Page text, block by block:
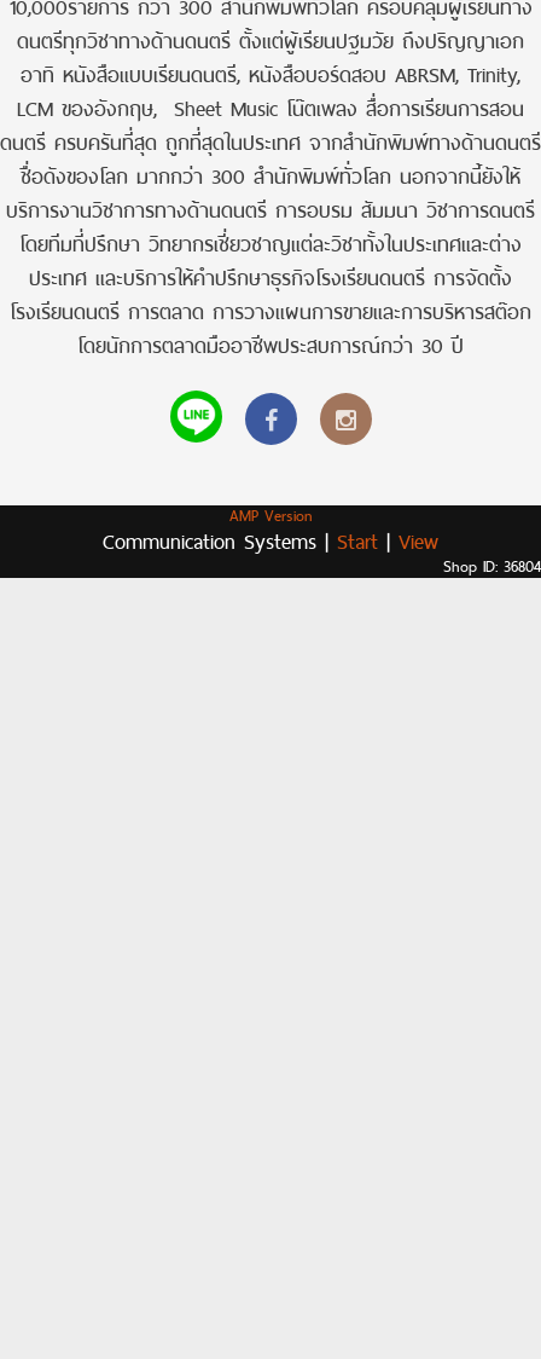
10,000รายการ กว่า 300 สำนักพิมพ์ทั่วโลก ครอบคลุมผู้เรียนทาง
ดนตรีทุกวิชาทางด้านดนตรี ตั้งแต่ผู้เรียนปฐมวัย ถึงปริญญาเอก
อาทิ หนังสือแบบเรียนดนตรี, หนังสือบอร์ดสอบ ABRSM, Trinity,
LCM ของอังกฤษ, Sheet Music โน๊ตเพลง สื่อการเรียนการสอน
ดนตรี ครบครันที่สุด ถูกที่สุดในประเทศ จากสำนักพิมพ์ทางด้านดนตรี
ชื่อดังของโลก มากกว่า 300 สำนักพิมพ์ทั่วโลก นอกจากนี้ยังให้
บริการงานวิชาการทางด้านดนตรี การอบรม สัมมนา วิชาการดนตรี
โดยทีมที่ปรึกษา วิทยากรเชี่ยวชาญแต่ละวิชาทั้งในประเทศและต่าง
ประเทศ และบริการให้คำปรึกษาธุรกิจโรงเรียนดนตรี การจัดตั้ง
โรงเรียนดนตรี การตลาด การวางแผนการขายและการบริหารสต๊อก
โดยนักการตลาดมืออาชีพประสบการณ์กว่า 30 ปี
AMP Version
Communication Systems | Start | View
Shop ID: 36804